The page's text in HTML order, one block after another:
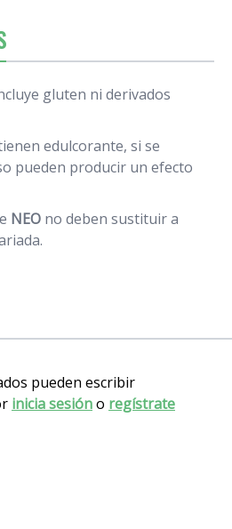
gluten ni derivados
edulcorante, si se
pueden producir un efecto
NEO no deben sustituir a
pueden escribir
inicia sesióno regístrate